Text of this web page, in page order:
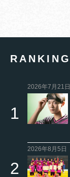
RANKING
2026年7月21日
2026年8月5日